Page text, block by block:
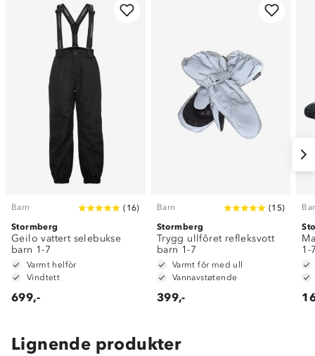
Barn ( 16)
Stormberg
Geilo vattert selebukse
barn 1-7
Varmt helfòr
Vindtett
699,-
Barn (15)
Stormberg
Trygg ullfôret refleksvott
barn 1-7
Varmt fôr med ull
Vannavstøtende
399,-
1-
Lignende produkter